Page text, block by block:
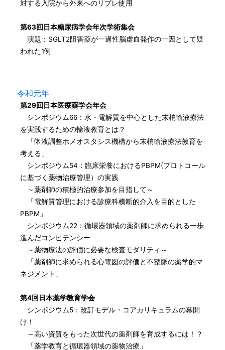
対する入院から外来へのリブレ使用
第63回日本糖尿病学会年次学術集会
演題：SGLT2阻害薬が一過性脳虚血発作の一因として疑
われた1例
令和元年
第29回日本医療薬学会年会
シンポジウム66：水・電解質を中心とした末梢輸液療法
を実践するための輸液教育とは？
「体液調整ホメオスタシス機構から末梢輸液療法教育を
考える」
シンポジウム54：臨床栄養におけるPBPM(プロトコール
に基づく薬物治療管理）の実践
～薬剤師の積極的治療参加を目指して～
「電解質管理における診療科横断的介入を目的とした
PBPM」
シンポジウム22：循環器領域の薬剤師に求められる一歩
進んだコンピテンシー
～薬物療法の評価に必要な検査モダリティ～
「薬剤師に求められる心電図の評価と不整脈の薬学的マ
ネジメント」
第4回日本薬学教育学会
シンポジウム5：改訂モデル・コアカリキュラムの幕開
け！
～高い資質をもった次世代の薬剤師を育成するには！？
「薬学教育と循環器領域の薬物治療」